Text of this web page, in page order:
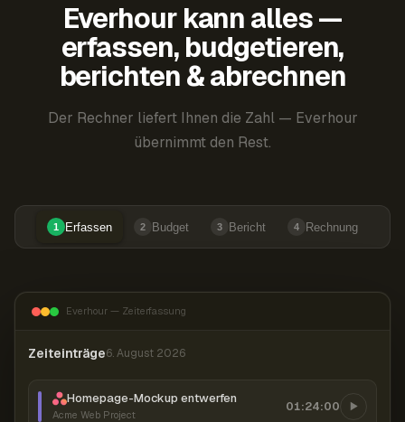
Everhour kann alles —
erfassen, budgetieren,
berichten & abrechnen
Der Rechner liefert Ihnen die Zahl — Everhour
übernimmt den Rest.
1 Erfassen 2 Budget 3 Bericht 4 Rechnung
Everhour — Zeiterfassung
Zeiteinträge6. August 2026
Homepage-Mockup entwerfen
Acme Web Project
01:24:00